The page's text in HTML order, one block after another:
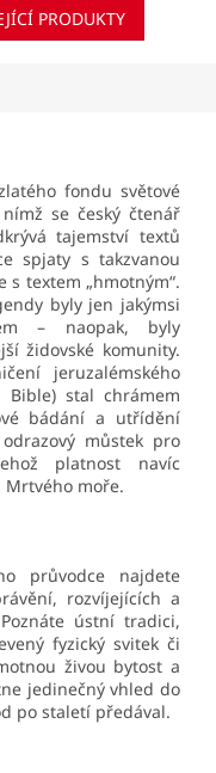
PRODUKTY
fondu světové
se český čtenář
tajemství textů
spjaty s takzvanou
s textem „hmotným“.
byly jen jakýmsi
– naopak, byly
židovské komunity.
jeruzalémského
Bible) stal chrámem
bádání a utřídění
můstek pro
platnost navíc
moře.
průvodce najdete
rozvíjejících a
ústní tradici,
fyzický svitek či
živou bytost a
jedinečný vhled do
po staletí předával.